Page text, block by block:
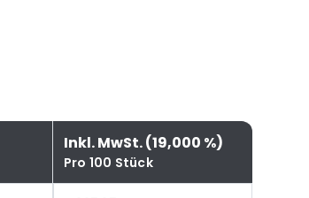
Inkl. MwSt. (19,000 %)
Pro 100 Stück